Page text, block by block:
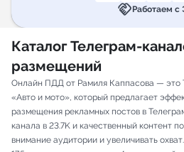
handshakeРаботаем
Каталог Телеграм-
размещений
Онлайн ПДД от Рамиля Каппасова — это
«Авто и мото», который предлагает
размещения рекламных постов в
канала в 23.7K и качественный контент
внимание аудитории и увеличивать